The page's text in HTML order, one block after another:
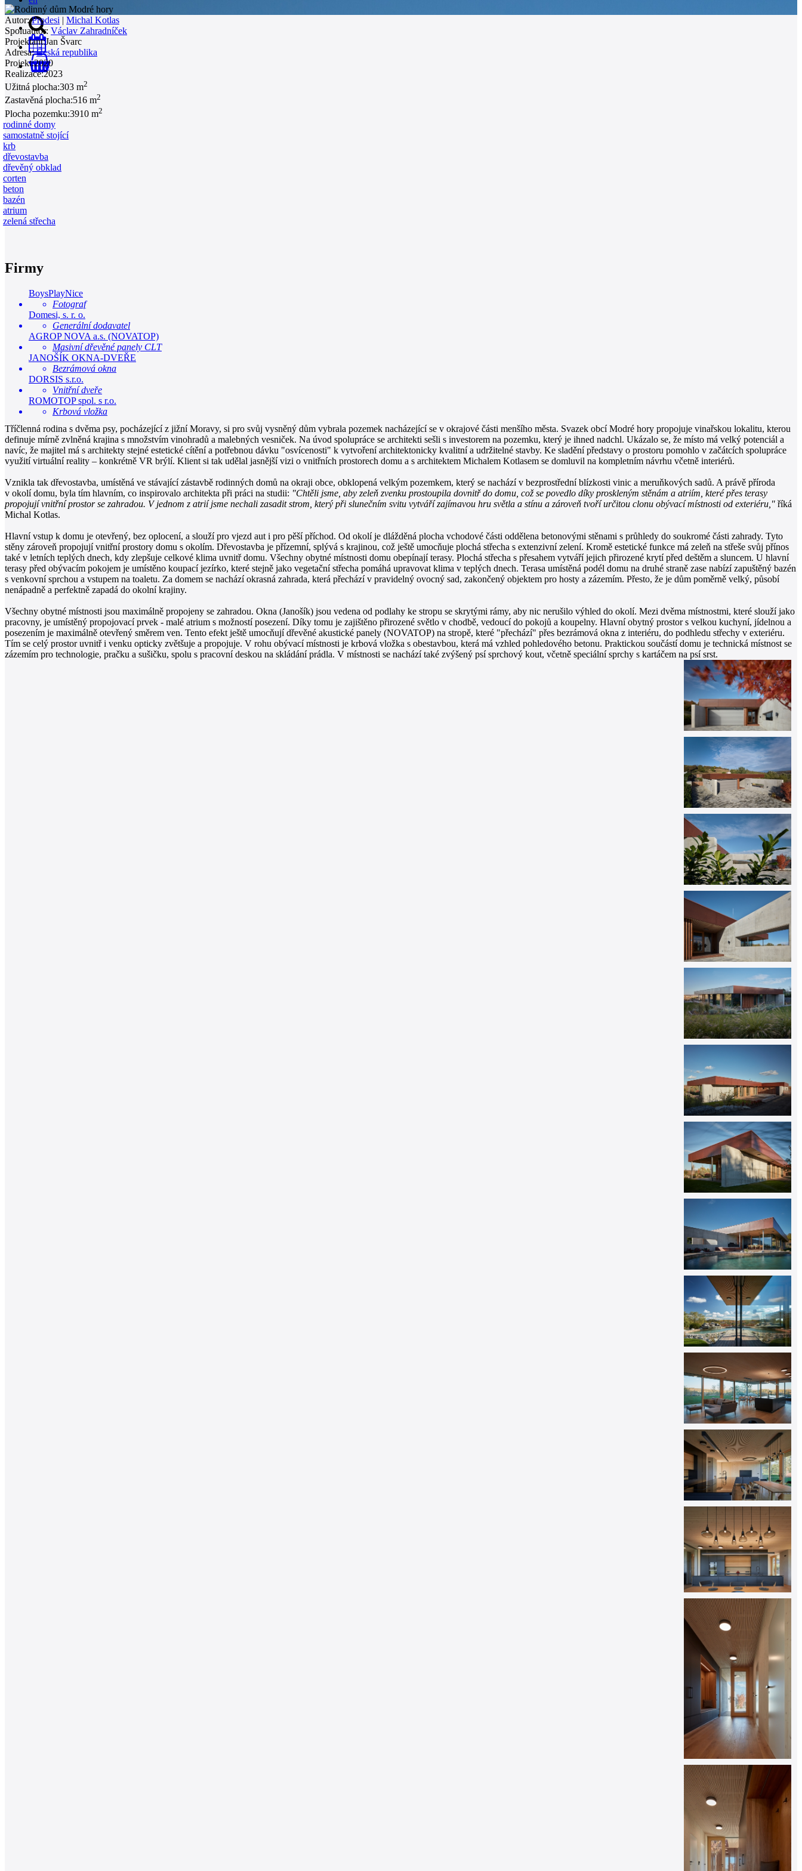
0
Autor: Prodesi | Michal Kotlas
Spoluautor: Václav Zahradníček
Projektant:Jan Švarc
Adresa: Česká republika
Projekt:2020
Realizace:2023
Užitná plocha:303 m2
Zastavěná plocha:516 m2
Plocha pozemku:3910 m2
rodinné domy
samostatně stojící
krb
dřevostavba
dřevěný obklad
corten
beton
bazén
atrium
zelená střecha
Firmy
BoysPlayNice
Fotograf
Domesi, s. r. o.
Generální dodavatel
AGROP NOVA a.s. (NOVATOP)
Masivní dřevěné panely CLT
JANOŠÍK OKNA-DVEŘE
Bezrámová okna
DORSIS s.r.o.
Vnitřní dveře
ROMOTOP spol. s r.o.
Krbová vložka
Tříčlenná rodina s dvěma psy, pocházející z jižní Moravy, si pro svůj vysněný dům vybrala pozemek nacházející se v okrajové části menšího města. Svazek obcí Modré hory propojuje vinařskou lokalitu, kterou
definuje mírně zvlněná krajina s množstvím vinohradů a malebných vesniček. Na úvod spolupráce se architekti sešli s investorem na pozemku, který je ihned nadchl. Ukázalo se, že místo má velký potenciál a
navíc, že majitel má s architekty stejné estetické cítění a potřebnou dávku "osvícenosti" k vytvoření architektonicky kvalitní a udržitelné stavby. Ke sladění představy o prostoru pomohlo v začátcích spolupráce
využití virtuální reality – konkrétně VR brýlí. Klient si tak udělal jasnější vizi o vnitřních prostorech domu a s architektem Michalem Kotlasem se domluvil na kompletním návrhu včetně interiérů.
Vznikla tak dřevostavba, umístěná ve stávající zástavbě rodinných domů na okraji obce, obklopená velkým pozemkem, který se nachází v bezprostřední blízkosti vinic a meruňkových sadů. A právě příroda
v okolí domu, byla tím hlavním, co inspirovalo architekta při práci na studii: "Chtěli jsme, aby zeleň zvenku prostoupila dovnitř do domu, což se povedlo díky proskleným stěnám a atriím, které přes terasy
propojují vnitřní prostor se zahradou. V jednom z atrií jsme nechali zasadit strom, který při slunečním svitu vytváří zajímavou hru světla a stínu a zároveň tvoří určitou clonu obývací místnosti od exteriéru," říká
Michal Kotlas.
Hlavní vstup k domu je otevřený, bez oplocení, a slouží pro vjezd aut i pro pěší příchod. Od okolí je dlážděná plocha vchodové části oddělena betonovými stěnami s průhledy do soukromé části zahrady. Tyto
stěny zároveň propojují vnitřní prostory domu s okolím. Dřevostavba je přízemní, splývá s krajinou, což ještě umocňuje plochá střecha s extenzivní zelení. Kromě estetické funkce má zeleň na střeše svůj přínos
také v letních teplých dnech, kdy zlepšuje celkové klima uvnitř domu. Všechny obytné místnosti domu obepínají terasy. Plochá střecha s přesahem vytváří jejich přirozené krytí před deštěm a sluncem. U hlavní
terasy před obývacím pokojem je umístěno koupací jezírko, které stejně jako vegetační střecha pomáhá upravovat klima v teplých dnech. Terasa umístěná podél domu na druhé straně zase nabízí zapuštěný bazén
s venkovní sprchou a vstupem na toaletu. Za domem se nachází okrasná zahrada, která přechází v pravidelný ovocný sad, zakončený objektem pro hosty a zázemím. Přesto, že je dům poměrně velký, působí
nenápadně a perfektně zapadá do okolní krajiny.
Všechny obytné místnosti jsou maximálně propojeny se zahradou. Okna (Janošík) jsou vedena od podlahy ke stropu se skrytými rámy, aby nic nerušilo výhled do okolí. Mezi dvěma místnostmi, které slouží jako
pracovny, je umístěný propojovací prvek - malé atrium s možností posezení. Díky tomu je zajištěno přirozené světlo v chodbě, vedoucí do pokojů a koupelny. Hlavní obytný prostor s velkou kuchyní, jídelnou a
posezením je maximálně otevřený směrem ven. Tento efekt ještě umocňují dřevěné akustické panely (NOVATOP) na stropě, které "přechází" přes bezrámová okna z interiéru, do podhledu střechy v exteriéru.
Tím se celý prostor uvnitř i venku opticky zvětšuje a propojuje. V rohu obývací místnosti je krbová vložka s obestavbou, která má vzhled pohledového betonu. Praktickou součástí domu je technická místnost se
zázemím pro technologie, pračku a sušičku, spolu s pracovní deskou na skládání prádla. V místnosti se nachází také zvýšený psí sprchový kout, včetně speciální sprchy s kartáčem na psí srst.